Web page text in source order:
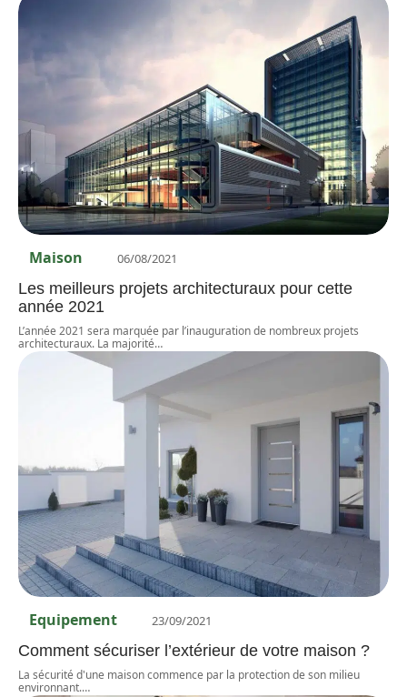
Maison 06/08/2021
Les meilleurs projets architecturaux pour cette
année 2021
L’année 2021 sera marquée par l’inauguration de nombreux projets
architecturaux. La majorité…
Equipement 23/09/2021
Comment sécuriser l’extérieur de votre maison ?
La sécurité d'une maison commence par la protection de son milieu
environnant.…